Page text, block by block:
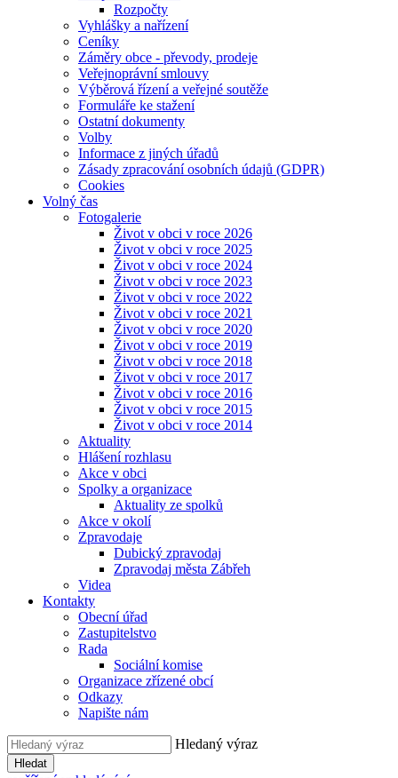
Rozpočty
Vyhlášky a nařízení
Ceníky
Záměry obce - převody, prodeje
Veřejnoprávní smlouvy
Výběrová řízení a veřejné soutěže
Formuláře ke stažení
Ostatní dokumenty
Volby
Informace z jiných úřadů
Zásady zpracování osobních údajů (GDPR)
Cookies
Volný čas
Fotogalerie
Život v obci v roce 2026
Život v obci v roce 2025
Život v obci v roce 2024
Život v obci v roce 2023
Život v obci v roce 2022
Život v obci v roce 2021
Život v obci v roce 2020
Život v obci v roce 2019
Život v obci v roce 2018
Život v obci v roce 2017
Život v obci v roce 2016
Život v obci v roce 2015
Život v obci v roce 2014
Aktuality
Hlášení rozhlasu
Akce v obci
Spolky a organizace
Aktuality ze spolků
Akce v okolí
Zpravodaje
Dubický zpravodaj
Zpravodaj města Zábřeh
Videa
Kontakty
Obecní úřad
Zastupitelstvo
Rada
Sociální komise
Organizace zřízené obcí
Odkazy
Napište nám
Hledaný výraz
Hledat